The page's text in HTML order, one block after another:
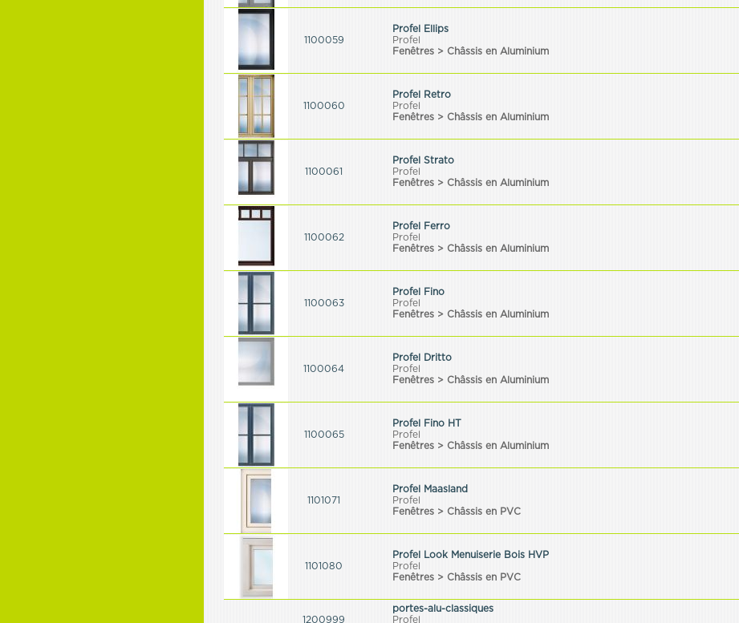
1100059
Profel Ellips
Profel
Fenêtres > Châssis en Aluminium
1100060
Profel Retro
Profel
Fenêtres > Châssis en Aluminium
1100061
Profel Strato
Profel
Fenêtres > Châssis en Aluminium
1100062
Profel Ferro
Profel
Fenêtres > Châssis en Aluminium
1100063
Profel Fino
Profel
Fenêtres > Châssis en Aluminium
1100064
Profel Dritto
Profel
Fenêtres > Châssis en Aluminium
1100065
Profel Fino HT
Profel
Fenêtres > Châssis en Aluminium
1101071
Profel Maasland
Profel
Fenêtres > Châssis en PVC
1101080
Profel Look Menuiserie Bois HVP
Profel
Fenêtres > Châssis en PVC
1200999
portes-alu-classiques
Profel